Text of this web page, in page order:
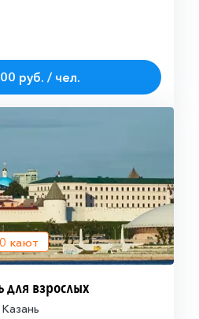
руб. / чел.
кают
для взрослых